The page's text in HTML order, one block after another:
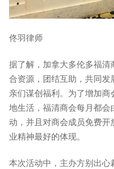
佟羽律师
据了解，加拿大多伦多福
合资源，团结互助，共同
亲们谋创福利。为了增加
地生活，福清商会每月都
动，并且对商会成员免费
业精神最好的体现。
本次活动中，主办方别出